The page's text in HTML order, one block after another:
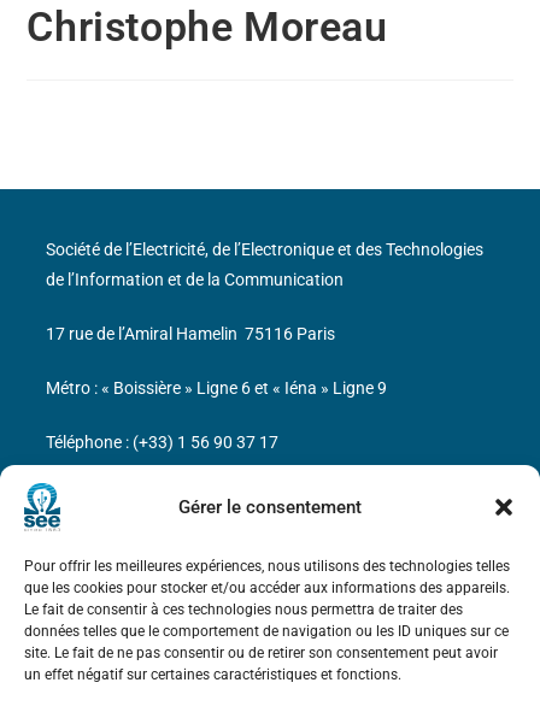
Gérer le consentement
Pour offrir les meilleures expériences, nous utilisons des technologies telles
que les cookies pour stocker et/ou accéder aux informations des appareils.
Le fait de consentir à ces technologies nous permettra de traiter des
données telles que le comportement de navigation ou les ID uniques sur ce
site. Le fait de ne pas consentir ou de retirer son consentement peut avoir
un effet négatif sur certaines caractéristiques et fonctions.
Christophe Moreau
Bicentenaire des découvertes d’André-
Marie Ampère
Mentions légales
Société de l’Electricité, de l’Electronique et des Technologies
de l’Information et de la Communication
17 rue de l’Amiral Hamelin 75116 Paris
Métro : « Boissière » Ligne 6 et « Iéna » Ligne 9
Téléphone : (+33) 1 56 90 37 17
N° de SIREN : 785 393 232, Code APE : 9412Z TVA intra-
communautaire : FR44 785 393 232